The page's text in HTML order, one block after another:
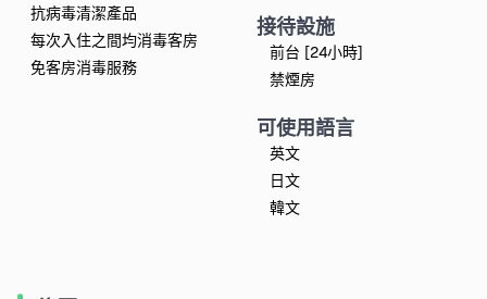
抗病毒清潔產品
每次入住之間均消毒客房
免客房消毒服務
接待設施
前台 [24小時]
禁煙房
可使用語言
英文
日文
韓文